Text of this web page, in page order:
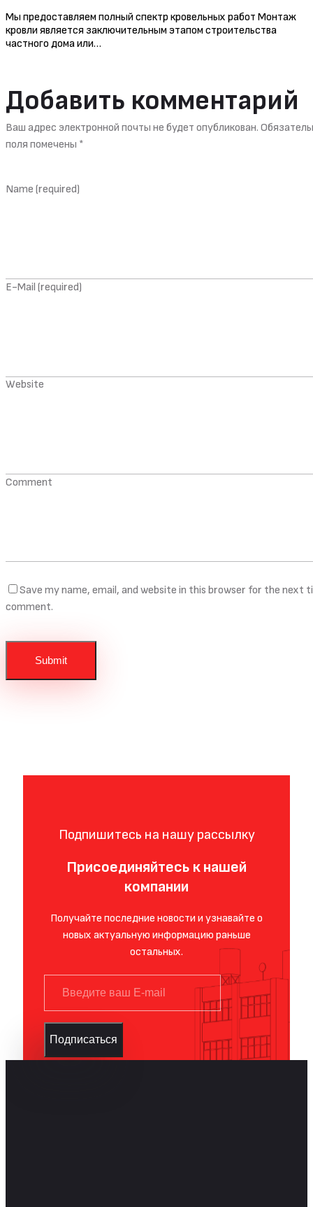
Мы предоставляем полный спектр кровельных работ Монтаж
кровли является заключительным этапом строительства
частного дома или…
Добавить комментарий
Ваш адрес электронной почты не будет опубликован.
поля помечены *
Name (required)
E-Mail (required)
Website
Save my name, email, and website in this browser for the next
comment.
Comment
Подпишитесь на нашу рассылку
Присоединяйтесь к нашей
компании
Получайте последние новости и узнавайте о
новых актуальную информацию раньше
остальных.